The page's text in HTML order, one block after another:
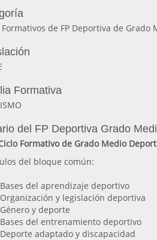
Formativos de FP Deportiva de Grado
Formativa
del FP Deportiva Grado
Formativo de Grado Medio
del bloque común:
Bases del aprendizaje deportivo
Organización y legislación deportiva
Género y deporte
Bases del entrenamiento deportivo
Deporte adaptado y discapacidad